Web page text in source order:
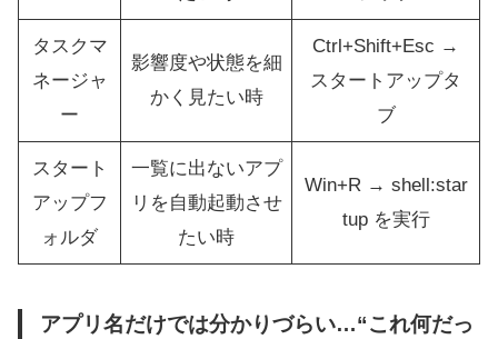
タスクマ
ネージャ
ー
影響度や状態を細
かく見たい時
Ctrl+Shift+Esc →
スタートアップタ
ブ
スタート
アップフ
ォルダ
一覧に出ないアプ
リを自動起動させ
たい時
Win+R → shell:star
tup を実行
アプリ名だけでは分かりづらい…“これ何だっ